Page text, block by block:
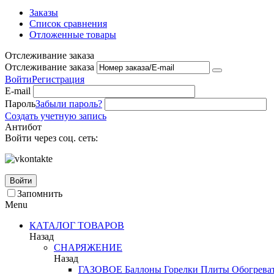
Заказы
Список сравнения
Отложенные товары
Отслеживание заказа
Отслеживание заказа
ВойтиРегистрация
E-mail
ПарольЗабыли пароль?
Создать учетную запись
Антибот
Войти через соц. сеть:
Войти
Запомнить
Menu
КАТАЛОГ ТОВАРОВ
Назад
СНАРЯЖЕНИЕ
Назад
ГАЗОВОЕ Баллоны Горелки Плиты